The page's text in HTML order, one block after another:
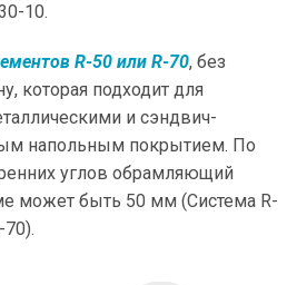
10.
R-50 или R-70, без
которая подходит для
и сэндвич-
напольным покрытием. По
углов обрамляющий
может быть 50 мм (Система R-